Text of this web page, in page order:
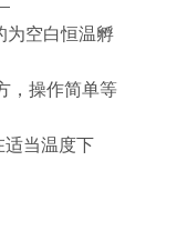
为空白恒温孵
，操作简单等
适当温度下